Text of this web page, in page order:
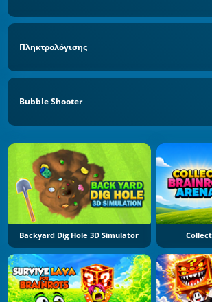
Πληκτρολόγισης
Bubble Shooter
Backyard Dig Hole 3D Simulator